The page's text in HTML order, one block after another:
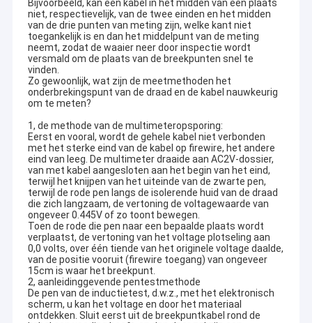
Bijvoorbeeld, kan een kabel in het midden van een plaats
niet, respectievelijk, van de twee einden en het midden
van de drie punten van meting zijn, welke kant niet
toegankelijk is en dan het middelpunt van de meting
neemt, zodat de waaier neer door inspectie wordt
versmald om de plaats van de breekpunten snel te
vinden.
Zo gewoonlijk, wat zijn de meetmethoden het
onderbrekingspunt van de draad en de kabel nauwkeurig
om te meten?
1, de methode van de multimeteropsporing:
Eerst en vooral, wordt de gehele kabel niet verbonden
met het sterke eind van de kabel op firewire, het andere
eind van leeg. De multimeter draaide aan AC2V-dossier,
van met kabel aangesloten aan het begin van het eind,
terwijl het knijpen van het uiteinde van de zwarte pen,
terwijl de rode pen langs de isolerende huid van de draad
die zich langzaam, de vertoning de voltagewaarde van
ongeveer 0.445V of zo toont bewegen.
Toen de rode die pen naar een bepaalde plaats wordt
verplaatst, de vertoning van het voltage plotseling aan
0,0 volts, over één tiende van het originele voltage daalde,
van de positie vooruit (firewire toegang) van ongeveer
15cm is waar het breekpunt.
2, aanleidinggevende pentestmethode
De pen van de inductietest, d.w.z., met het elektronisch
scherm, u kan het voltage en door het materiaal
ontdekken. Sluit eerst uit de breekpuntkabel rond de